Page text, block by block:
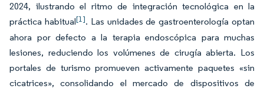
2024, ilustrando el ritmo de integración tecnológica en la
práctica habitual[1]. Las unidades de gastroenterología optan
ahora por defecto a la terapia endoscópica para muchas
lesiones, reduciendo los volúmenes de cirugía abierta. Los
portales de turismo promueven activamente paquetes «sin
cicatrices», consolidando el mercado de dispositivos de